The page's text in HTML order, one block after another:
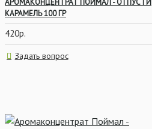
АРОМАКОНЦЕНТРАТ ПОЙМАЛ - ОТПУСТИ
КАРАМЕЛЬ 100 ГР
420р.
Задать вопрос